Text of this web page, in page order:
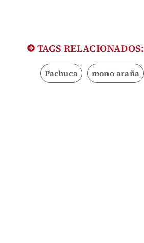
TAGS RELACIONADOS:
Pachuca mono araña